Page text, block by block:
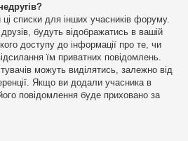
списки для інших учасників форуму.
будуть відображатись в вашій
доступу до інформації про те, чи
їм приватних повідомлень.
можуть виділятись, залежно від
Якщо ви додали учасника в
повідомлення буде приховано за